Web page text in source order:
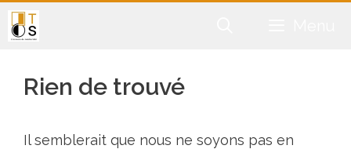
Aller
au
Rien de trouvé
Il semblerait que nous ne soyons pas en